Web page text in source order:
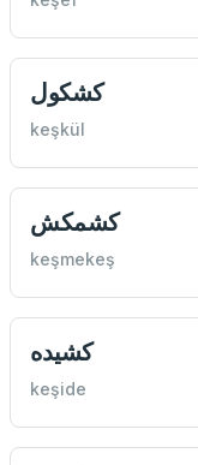
كشكول
keşkül
كشمكش
keşmekeş
كشيده
keşide